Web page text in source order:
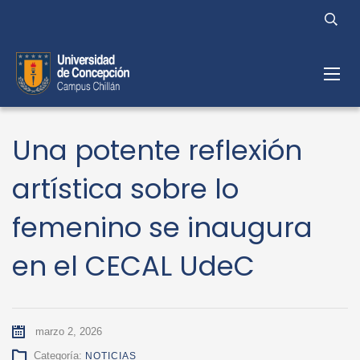
Una potente reflexión
artística sobre lo
femenino se inaugura
en el CECAL UdeC
marzo 2, 2026
Categoría: NOTICIAS